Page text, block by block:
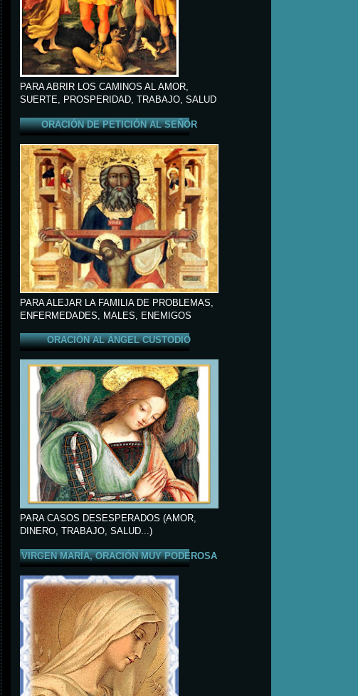
PARA ABRIR LOS CAMINOS AL AMOR,
SUERTE, PROSPERIDAD, TRABAJO, SALUD
ORACIÓN DE PETICIÓN AL SEÑOR
PARA ALEJAR LA FAMILIA DE PROBLEMAS,
ENFERMEDADES, MALES, ENEMIGOS
ORACIÓN AL ÁNGEL CUSTODIO
PARA CASOS DESESPERADOS (AMOR,
DINERO, TRABAJO, SALUD...)
VIRGEN MARÍA, ORACIÓN MUY PODEROSA